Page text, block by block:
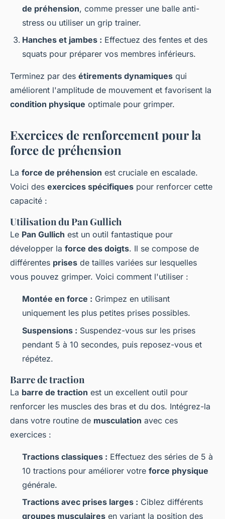
de préhension, comme presser une balle anti-
stress ou utiliser un grip trainer.
Hanches et jambes : Effectuez des fentes et des
squats pour préparer vos membres inférieurs.
Terminez par des étirements dynamiques qui
améliorent l'amplitude de mouvement et favorisent la
condition physique optimale pour grimper.
Exercices de renforcement pour la
force de préhension
La force de préhension est cruciale en escalade.
Voici des exercices spécifiques pour renforcer cette
capacité :
Utilisation du Pan Gullich
Le Pan Gullich est un outil fantastique pour
développer la force des doigts. Il se compose de
différentes prises de tailles variées sur lesquelles
vous pouvez grimper. Voici comment l'utiliser :
Montée en force : Grimpez en utilisant
uniquement les plus petites prises possibles.
Suspensions : Suspendez-vous sur les prises
pendant 5 à 10 secondes, puis reposez-vous et
répétez.
Barre de traction
La barre de traction est un excellent outil pour
renforcer les muscles des bras et du dos. Intégrez-la
dans votre routine de musculation avec ces
exercices :
Tractions classiques : Effectuez des séries de 5 à
10 tractions pour améliorer votre force physique
générale.
Tractions avec prises larges : Ciblez différents
groupes musculaires en variant la position des